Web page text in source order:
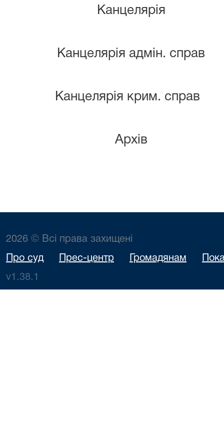
Канцелярія
Канцелярія адмін. справ
Канцелярія крим. справ
Архів
2026 © Всі права захищені
Про суд Прес-центр Громадянам
v1.38.1